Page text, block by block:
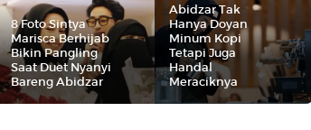
8 Foto Sintya
Marisca Berhijab
Bikin Pangling
Saat Duet Nyanyi
Bareng Abidzar
Abidzar Tak
Hanya Doyan
Minum Kopi
Tetapi Juga
Handal
Meraciknya